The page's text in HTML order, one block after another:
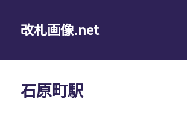
改札画像.net
石原町駅